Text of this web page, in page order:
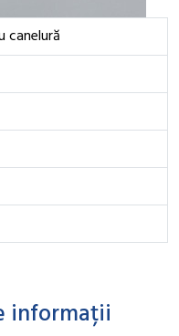
canelură
informații